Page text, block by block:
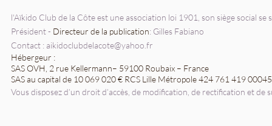
l'Aïkido Club de la Côte est une association loi 1901, son siège social se
Président - Directeur de la publication: Gilles Fabiano
Contact : aikidoclubdelacote@yahoo.fr
Hébergeur :
SAS OVH, 2 rue Kellermann– 59100 Roubaix – France
SAS au capital de 10 069 020 € RCS Lille Métropole 424 761 419
Vous disposez d’un droit d’accès, de modification, de rectification et